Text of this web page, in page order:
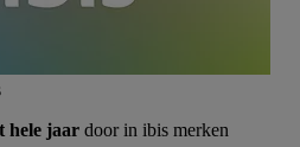
hele jaar door in ibis merken